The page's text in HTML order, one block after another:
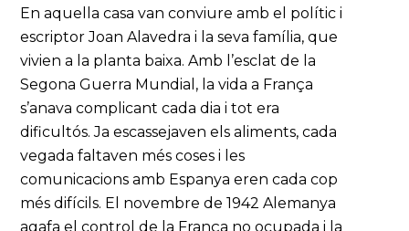
En aquella casa van conviure amb el polític i
escriptor Joan Alavedra i la seva família, que
vivien a la planta baixa. Amb l’esclat de la
Segona Guerra Mundial, la vida a França
s’anava complicant cada dia i tot era
dificultós. Ja escassejaven els aliments, cada
vegada faltaven més coses i les
comunicacions amb Espanya eren cada cop
més difícils. El novembre de 1942 Alemanya
agafa el control de la França no ocupada i la